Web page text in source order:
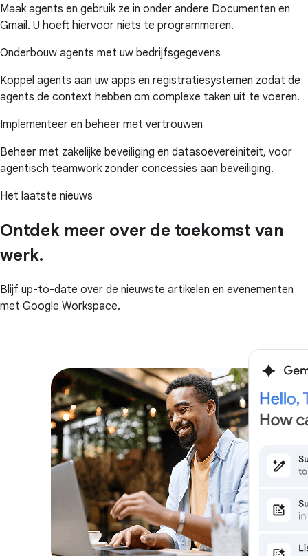
Maak agents en gebruik ze in onder andere Documenten en
Gmail. U hoeft hiervoor niets te programmeren.
Onderbouw agents met uw bedrijfsgegevens
Koppel agents aan uw apps en registratiesystemen zodat de
agents de context hebben om complexe taken uit te voeren.
Implementeer en beheer met vertrouwen
Beheer met zakelijke beveiliging en datasoevereiniteit, voor
agentisch teamwork zonder concessies aan beveiliging.
Het laatste nieuws
Ontdek meer over de toekomst van
werk.
Blijf up-to-date over de nieuwste artikelen en evenementen
met Google Workspace.